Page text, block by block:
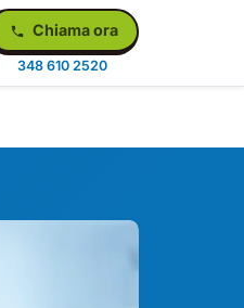
Chiama ora
348 610 2520